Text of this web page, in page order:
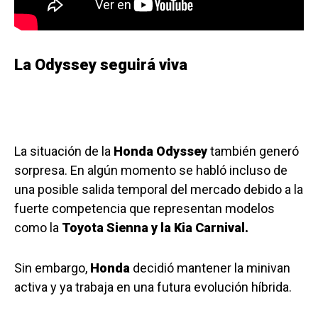
La Odyssey seguirá viva
La situación de la Honda Odysseytambién generó
sorpresa. En algún momento se habló incluso de
una posible salida temporal del mercado debido a la
fuerte competencia que representan modelos
como la Toyota Sienna y la Kia Carnival.
Sin embargo, Honda decidió mantener la minivan
activa y ya trabaja en una futura evolución híbrida.